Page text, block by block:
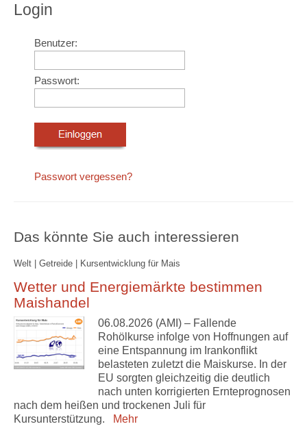
Login
Benutzer:
Passwort:
Passwort vergessen?
Das könnte Sie auch interessieren
Welt | Getreide | Kursentwicklung für Mais
Wetter und Energiemärkte bestimmen
Maishandel
06.08.2026 (AMI) – Fallende
Rohölkurse infolge von Hoffnungen auf
eine Entspannung im Irankonflikt
belasteten zuletzt die Maiskurse. In der
EU sorgten gleichzeitig die deutlich
nach unten korrigierten Ernteprognosen
nach dem heißen und trockenen Juli für
Kursunterstützung.
Mehr